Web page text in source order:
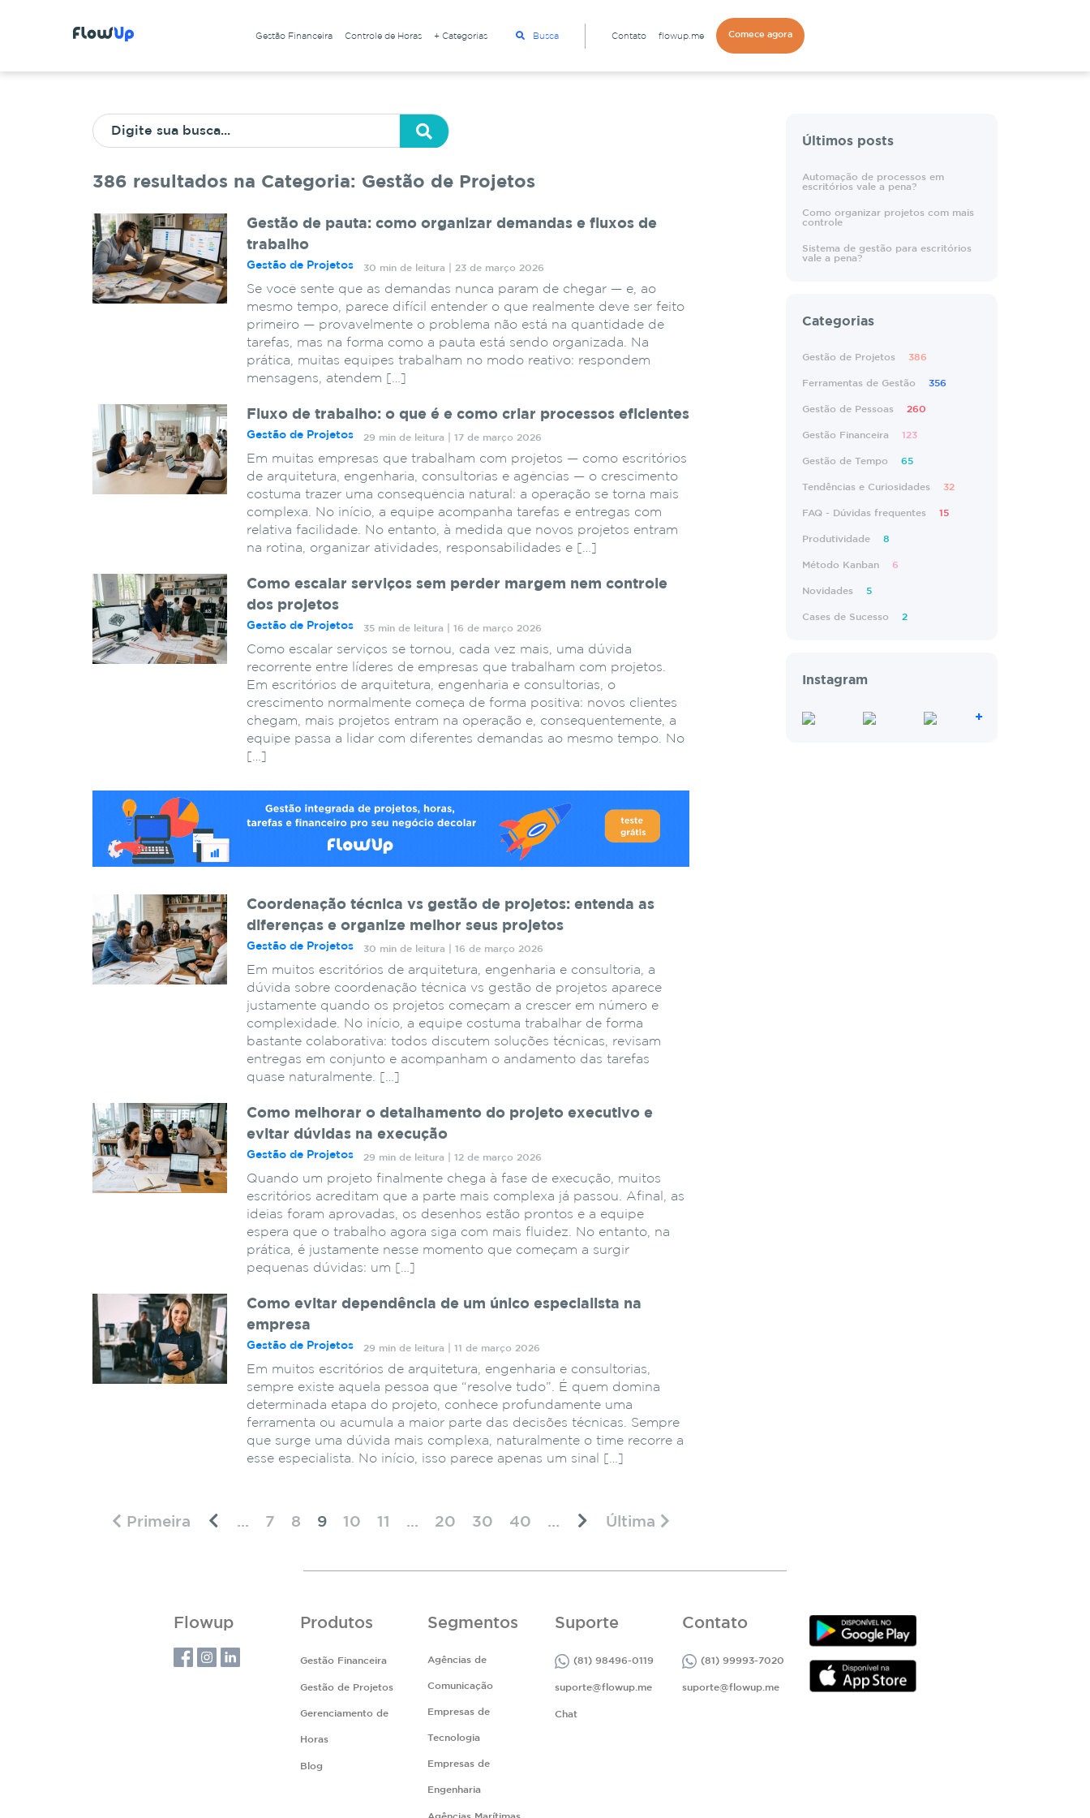
Gestão Financeira Controle de Horas + Categorias Busca Contato flowup.me Comece agora
386 resultados na Categoria: Gestão de Projetos
Gestão de pauta: como organizar demandas e fluxos de
trabalho
Gestão de Projetos 30 min de leitura | 23 de março 2026
Se você sente que as demandas nunca param de chegar — e, ao
mesmo tempo, parece difícil entender o que realmente deve ser feito
primeiro — provavelmente o problema não está na quantidade de
tarefas, mas na forma como a pauta está sendo organizada. Na
prática, muitas equipes trabalham no modo reativo: respondem
mensagens, atendem […]
Fluxo de trabalho: o que é e como criar processos eficientes
Gestão de Projetos 29 min de leitura | 17 de março 2026
Em muitas empresas que trabalham com projetos — como escritórios
de arquitetura, engenharia, consultorias e agências — o crescimento
costuma trazer uma consequência natural: a operação se torna mais
complexa. No início, a equipe acompanha tarefas e entregas com
relativa facilidade. No entanto, à medida que novos projetos entram
na rotina, organizar atividades, responsabilidades e […]
Como escalar serviços sem perder margem nem controle
dos projetos
Gestão de Projetos 35 min de leitura | 16 de março 2026
Como escalar serviços se tornou, cada vez mais, uma dúvida
recorrente entre líderes de empresas que trabalham com projetos.
Em escritórios de arquitetura, engenharia e consultorias, o
crescimento normalmente começa de forma positiva: novos clientes
chegam, mais projetos entram na operação e, consequentemente, a
equipe passa a lidar com diferentes demandas ao mesmo tempo. No
[…]
Coordenação técnica vs gestão de projetos: entenda as
diferenças e organize melhor seus projetos
Gestão de Projetos 30 min de leitura | 16 de março 2026
Em muitos escritórios de arquitetura, engenharia e consultoria, a
dúvida sobre coordenação técnica vs gestão de projetos aparece
justamente quando os projetos começam a crescer em número e
complexidade. No início, a equipe costuma trabalhar de forma
bastante colaborativa: todos discutem soluções técnicas, revisam
entregas em conjunto e acompanham o andamento das tarefas
quase naturalmente. […]
Como melhorar o detalhamento do projeto executivo e
evitar dúvidas na execução
Gestão de Projetos 29 min de leitura | 12 de março 2026
Quando um projeto finalmente chega à fase de execução, muitos
escritórios acreditam que a parte mais complexa já passou. Afinal, as
ideias foram aprovadas, os desenhos estão prontos e a equipe
espera que o trabalho agora siga com mais fluidez. No entanto, na
prática, é justamente nesse momento que começam a surgir
pequenas dúvidas: um […]
Como evitar dependência de um único especialista na
empresa
Gestão de Projetos 29 min de leitura | 11 de março 2026
Em muitos escritórios de arquitetura, engenharia e consultorias,
sempre existe aquela pessoa que “resolve tudo”. É quem domina
determinada etapa do projeto, conhece profundamente uma
ferramenta ou acumula a maior parte das decisões técnicas. Sempre
que surge uma dúvida mais complexa, naturalmente o time recorre a
esse especialista. No início, isso parece apenas um sinal […]
Primeira ... 7 8 9 10 11 ... 20 30 40 ... Última
Últimos posts
Automação de processos em
escritórios vale a pena?
Como organizar projetos com mais
controle
Sistema de gestão para escritórios
vale a pena?
Categorias
Gestão de Projetos 386
Ferramentas de Gestão 356
Gestão de Pessoas 260
Gestão Financeira 123
Gestão de Tempo 65
Tendências e Curiosidades 32
FAQ - Dúvidas frequentes 15
Produtividade 8
Método Kanban 6
Novidades 5
Cases de Sucesso 2
Instagram
+
Flowup Produtos
Gestão Financeira
Gestão de Projetos
Gerenciamento de
Horas
Blog
Segmentos
Agências de
Comunicação
Empresas de
Tecnologia
Empresas de
Engenharia
Suporte
(81) 98496-0119
suporte@flowup.me
Chat
Contato
(81) 99993-7020
suporte@flowup.me